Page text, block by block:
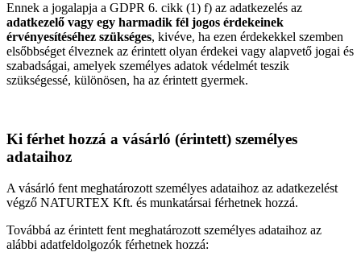
Ennek a jogalapja a GDPR 6. cikk (1) f) az adatkezelés az
adatkezelő vagy egy harmadik fél jogos érdekeinek
érvényesítéséhez szükséges, kivéve, ha ezen érdekekkel szemben
elsőbbséget élveznek az érintett olyan érdekei vagy alapvető jogai és
szabadságai, amelyek személyes adatok védelmét teszik
szükségessé, különösen, ha az érintett gyermek.
Ki férhet hozzá a vásárló (érintett) személyes
adataihoz
A vásárló fent meghatározott személyes adataihoz az adatkezelést
végző NATURTEX Kft. és munkatársai férhetnek hozzá.
Továbbá az érintett fent meghatározott személyes adataihoz az
alábbi adatfeldolgozók férhetnek hozzá: